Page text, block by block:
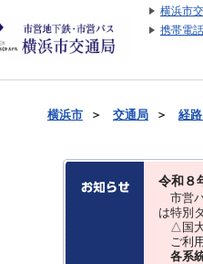
横浜市
携帯電
横浜市 ＞ 交通局 ＞ 経
令和８
市営
は特別
△国大
ご利
各系